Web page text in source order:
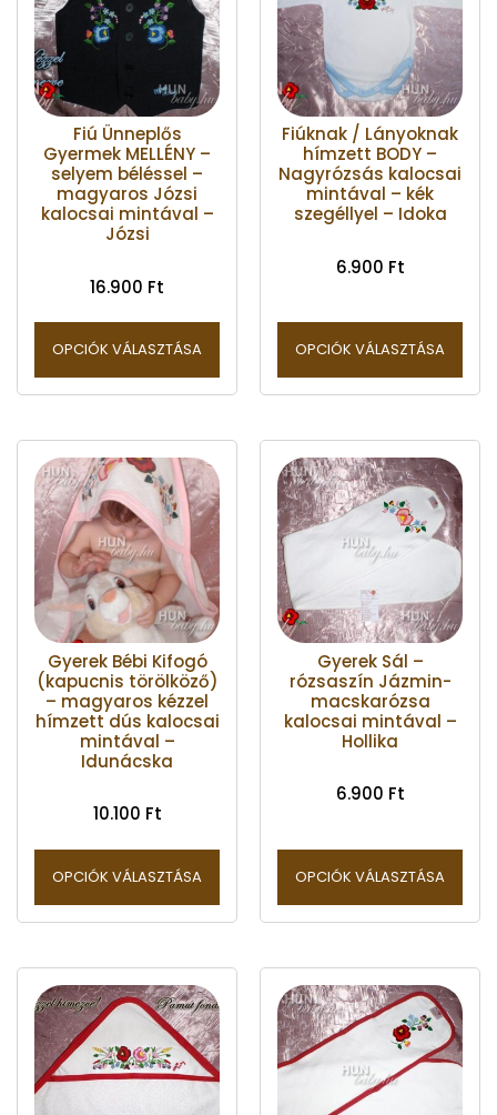
Fiú Ünneplős
Gyermek MELLÉNY –
selyem béléssel –
magyaros Józsi
kalocsai mintával –
Józsi
16.900 Ft
OPCIÓK VÁLASZTÁSA
Fiúknak / Lányoknak
hímzett BODY –
Nagyrózsás kalocsai
mintával – kék
szegéllyel – Idoka
6.900 Ft
OPCIÓK VÁLASZTÁSA
Gyerek Bébi Kifogó
(kapucnis törölköző)
– magyaros kézzel
hímzett dús kalocsai
mintával –
Idunácska
10.100 Ft
OPCIÓK VÁLASZTÁSA
Gyerek Sál –
rózsaszín Jázmin-
macskarózsa
kalocsai mintával –
Hollika
6.900 Ft
OPCIÓK VÁLASZTÁSA